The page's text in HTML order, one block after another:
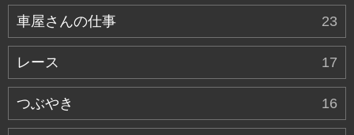
車屋さんの仕事 23
レース 17
つぶやき 16